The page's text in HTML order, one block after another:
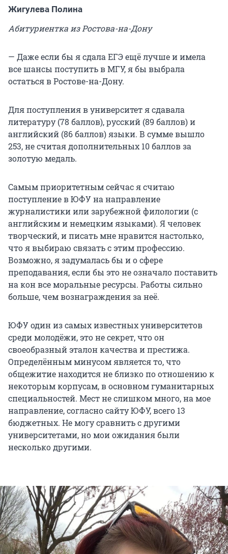
Жигулева Полина
Абитуриентка из Ростова-на-Дону
— Даже если бы я сдала ЕГЭ ещё лучше и имела
все шансы поступить в МГУ, я бы выбрала
остаться в Ростове-на-Дону.
Для поступления в университет я сдавала
литературу (78 баллов), русский (89 баллов) и
английский (86 баллов) языки. В сумме вышло
253, не считая дополнительных 10 баллов за
золотую медаль.
Самым приоритетным сейчас я считаю
поступление в ЮФУ на направление
журналистики или зарубежной филологии (с
английским и немецким языками). Я человек
творческий, и писать мне нравится настолько,
что я выбираю связать с этим профессию.
Возможно, я задумалась бы и о сфере
преподавания, если бы это не означало поставить
на кон все моральные ресурсы. Работы сильно
больше, чем вознаграждения за неё.
ЮФУ один из самых известных университетов
среди молодёжи, это не секрет, что он
своеобразный эталон качества и престижа.
Определённым минусом является то, что
общежитие находится не близко по отношению к
некоторым корпусам, в основном гуманитарных
специальностей. Мест не слишком много, на мое
направление, согласно сайту ЮФУ, всего 13
бюджетных. Не могу сравнить с другими
университетами, но мои ожидания были
несколько другими.